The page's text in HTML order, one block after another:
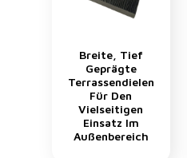
Breite, Tief
Geprägte
Terrassendielen
Für Den
Vielseitigen
Einsatz Im
Außenbereich